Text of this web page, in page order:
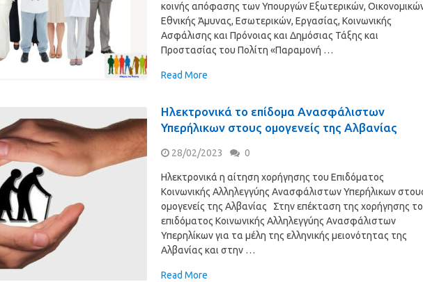
κοινής απόφασης των Υπουργών Εξωτερικών,
Εθνικής Άμυνας, Εσωτερικών, Εργασίας, Κοινωνικής
Ασφάλισης και Πρόνοιας και Δημόσιας Τάξης και
Προστασίας του Πολίτη «Παραμονή …
Read More
Ηλεκτρονικά το επίδομα Ανασφάλιστων
Υπερήλικων στους ομογενείς της Αλβανίας
28/02/2023 0
Ηλεκτρονικά η αίτηση χορήγησης του Επιδόματος
Κοινωνικής Αλληλεγγύης Ανασφάλιστων Υπερήλικων
ομογενείς της Αλβανίας Στην επέκταση της χορήγησης
επιδόματος Κοινωνικής Αλληλεγγύης Ανασφάλιστων
Υπερηλίκων για τα μέλη της ελληνικής μειονότητας της
Αλβανίας και στην …
Read More